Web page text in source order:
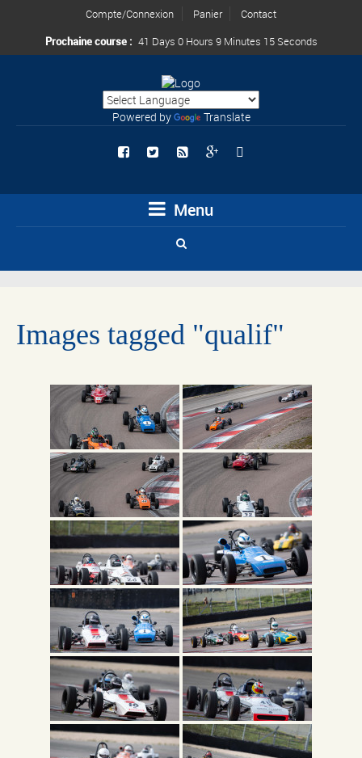
Compte/Connexion Panier
Contact
Prochaine course : 41 Days 0 Hours 9 Minutes 14 Seconds
Powered by Translate
Menu
Images tagged "qualif"